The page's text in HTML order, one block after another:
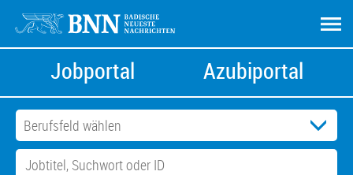
Jobportal Azubiportal